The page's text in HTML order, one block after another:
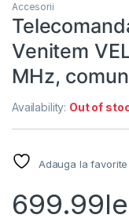
Accesorii
Venitem
MHz,
Availability: Out of
Adauga la favorite
699.99